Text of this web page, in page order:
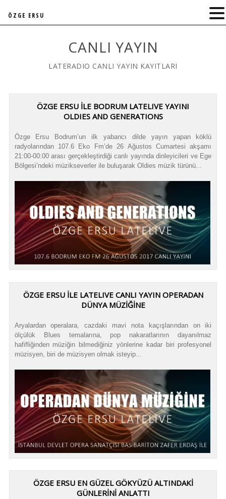
CANLI YAYIN
LATERADIO CANLI YAYIN KAYITLARI
ÖZGE ERSU İLE BODRUM LATELIVE YAYINI
OLDIES AND GENERATIONS
Özge Ersu Bodrum’un ilk yabancı dilde yayın yapan köklü
radyolarından 107.6 Eko Fm’de 26 Ağustos Cumartesi akşamı
21:00-00:00 arası gerçekleştirdiği canlı yayında dinleyicileri ve Ege
Bölgesi’ndeki müzikseverler ile buluşarak Oldies müzik türünü...
ÖZGE ERSU İLE LATELIVE CANLI YAYIN OPERADAN
DÜNYA MÜZİĞİNE
Aryalardan operalara, cazdaki mavi nota kaçışlarından on iki
ölçülük Blues temalarına, pop nakaratlarının dayanılmaz
hafifliğinden müziğin bilmediğiniz yönlerine kadar biri profesyonel
müzisyen, biri de müzisyen olmak isteyip...
ÖZGE ERSU EN GÜZEL GÖKYÜZÜ ALTINDAKİ
GÜNLERİNİ ANLATTI
ÖZGE ERSU